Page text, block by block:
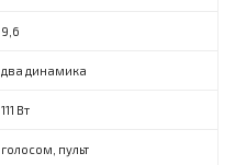
9,6
два динамика
111 Вт
голосом, пульт